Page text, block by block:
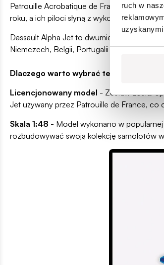
ruch w
Patrouille Acrobatique de France, znany
roku, a ich piloci słyną z wykonywania
Dassault Alpha Jet to dwumiejscowy
Niemczech, Belgii, Portugalii i Egipcie. We
Dlaczego warto wybrać ten zestaw?
Licencjonowany model - Zestaw został
Jet używany przez Patrouille de France, co
Skala 1:48 - Model wykonano w
rozbudowywać swoją kolekcję samolotów